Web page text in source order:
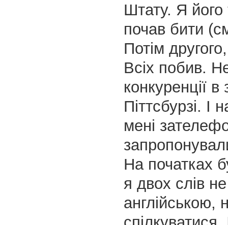
Штату. Я його
почав бити
Потім
Всіх побив.
конкуренції в
Піттсбурзі. І
мені
На початках
я двох слів
англійською,